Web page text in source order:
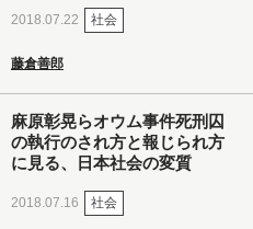
2018.07.22 社会
藤倉善郎
麻原彰晃らオウム事件死刑囚
の執行のされ方と報じられ方
に見る、日本社会の変質
2018.07.16 社会